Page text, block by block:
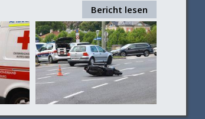
Bericht lesen